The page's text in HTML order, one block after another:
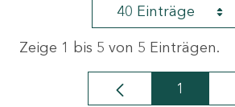
40 Einträge
Zeige 1 bis 5 von 5 Einträgen.
Seite
1